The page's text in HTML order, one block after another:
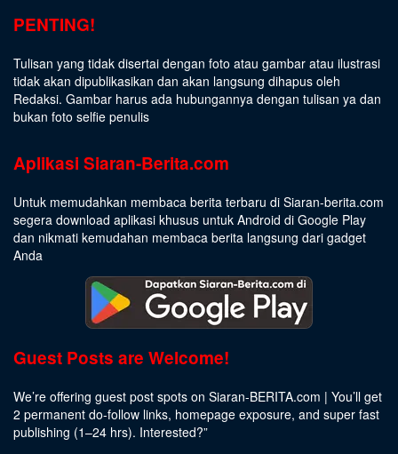
PENTING!
Tulisan yang tidak disertai dengan foto atau gambar atau ilustrasi
tidak akan dipublikasikan dan akan langsung dihapus oleh
Redaksi. Gambar harus ada hubungannya dengan tulisan ya dan
bukan foto selfie penulis
Aplikasi Siaran-Berita.com
Untuk memudahkan membaca berita terbaru di Siaran-berita.com
segera download aplikasi khusus untuk Android di Google Play
dan nikmati kemudahan membaca berita langsung dari gadget
Anda
Guest Posts are Welcome!
We’re offering guest post spots on Siaran-BERITA.com | You’ll get
2 permanent do-follow links, homepage exposure, and super fast
publishing (1–24 hrs). Interested?”